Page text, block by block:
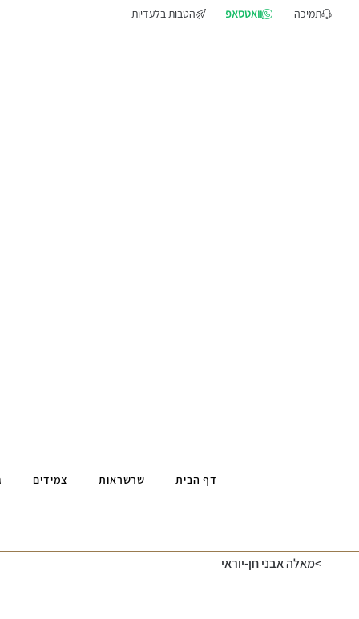
הטבות בלעדיות וואטסאפ תמיכה
דף הבית שרשראות צמידים
>מאלה אבני חן-יוראי